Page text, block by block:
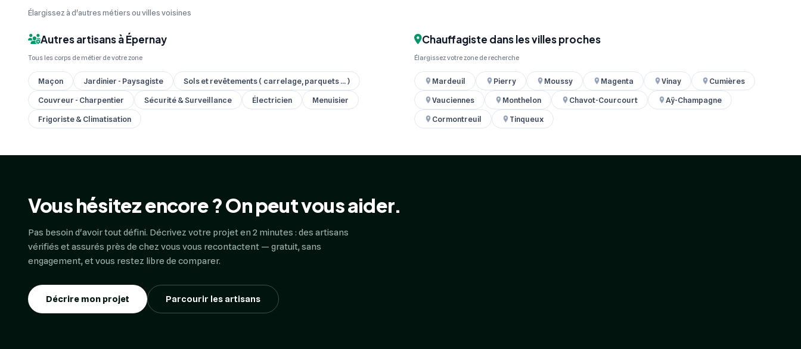
Élargissez à d'autres métiers ou villes voisines
Autres artisans à Épernay
Tous les corps de métier de votre zone
Maçon Jardinier - Paysagiste
Sols et revêtements ( carrelage, parquets ... )
Couvreur - Charpentier
Sécurité & Surveillance Électricien
Menuisier
Frigoriste & Climatisation
Chauffagiste dans les villes proches
Élargissez votre zone de recherche
Mardeuil Pierry Moussy Magenta Vinay
Cumières
Vauciennes
Monthelon Chavot-Courcourt
Aÿ-Champagne
Cormontreuil
Tinqueux
Vous hésitez encore ? On peut vous aider.
Pas besoin d'avoir tout défini. Décrivez votre projet en 2 minutes : des artisans
vérifiés et assurés près de chez vous vous recontactent — gratuit, sans
engagement, et vous restez libre de comparer.
Décrire mon projet Parcourir les artisans